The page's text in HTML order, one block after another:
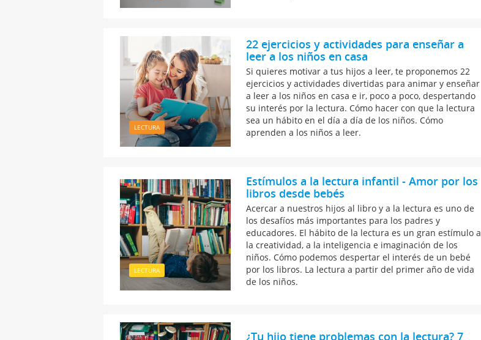
LECTURA
22 ejercicios y actividades para enseñar a
leer a los niños en casa
Si quieres motivar a tus hijos a leer, te proponemos 22
ejercicios y actividades divertidas para animar y enseñar
a leer a los niños en casa e ir, poco a poco, despertando
su interés por la lectura. Cómo hacer con que la lectura
sea un hábito en el día a día de los niños. Cómo
aprenden a los niños a leer.
LECTURA
Estímulos a la lectura infantil - Amor por los
libros desde bebés
Acercar a nuestros hijos al libro y a la lectura es uno de
los desafíos más importantes para los padres y
educadores. El hábito de la lectura es un gran estímulo a
la creatividad, a la inteligencia e imaginación de los
niños. Cómo podemos despertar el interés de un bebé
por los libros. La lectura a partir del primer año de vida
de los niños.
¿Tu hijo tiene problemas con la lectura? 7